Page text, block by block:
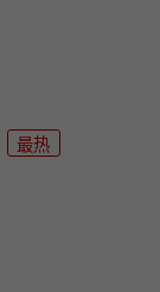
最热